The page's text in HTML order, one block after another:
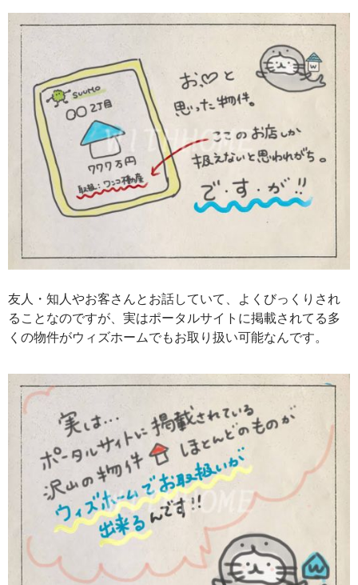
友人・知人やお客さんとお話していて、よくびっくりされ
ることなのですが、実はポータルサイトに掲載されてる多
くの物件がウィズホームでもお取り扱い可能なんです。